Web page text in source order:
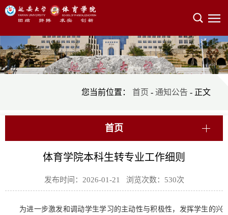
您当前位置： 首页 -通知公告 - 正文
首页
体育学院本科生转专业工作细则
发布时间：2026-01-21 浏览次数： 530次
为进一步激发和调动学生学习的主动性与积极性，发挥学生的兴